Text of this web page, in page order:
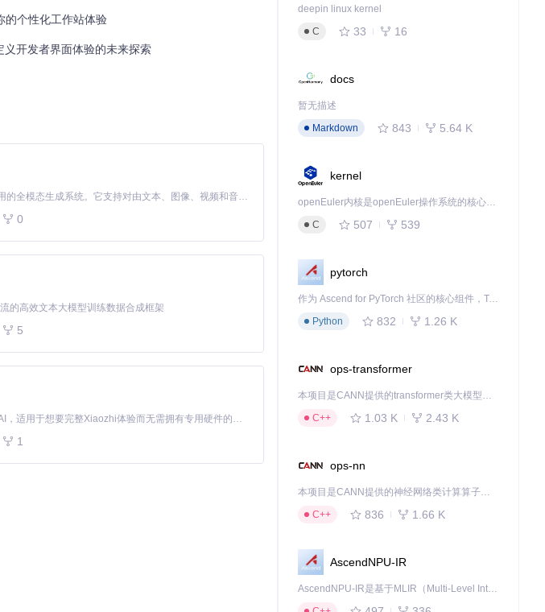
程序的整体满意度。对于更多详细信息和示例代
的个性化工作站体验
义开发者界面体验的未来探索
MiniMax H3 是一个通用的全模态生成系统。它支持对由文本、图像、视频和音频组成的多模态上下文进行统一理解，并能生成分辨率高达 2K、时长可达 15 秒的带原生立体声音频的视频。得益于面向任务泛化的系统设计，H3 在预训练阶段就已具备广泛的多模态上下文理解与生成能力，能够出色地执行复杂的多模态指令。
0
的高效文本大模型训练数据合成框架
5
基于Python的Xiaozhi AI，适用于想要完整Xiaozhi体验而无需拥有专用硬件的用户。
1
deepin linux kernel
C
33 16
docs
暂无描述
Markdown
843 5.64 K
kernel
openEuler内核是openEuler操作系统的核心，既是系统性能与稳定性的基石，也是连接处理器、设备与服务的桥梁。
C
507 539
pytorch
作为 Ascend for PyTorch 社区的核心组件，TorchNPU 是昇腾专为 PyTorch 打造的深度学习适配插件，使 PyTorch 框架能够直接调用昇腾 NPU，为开发者提供昇腾 AI 处理器的超强算力。
Python
832 1.26 K
ops-transformer
本项目是CANN提供的transformer类大模型算子库，实现网络在NPU上加速计算。
C++
1.03 K 2.43 K
ops-nn
本项目是CANN提供的神经网络类计算算子库，实现网络在NPU上加速计算。
C++
836 1.66 K
AscendNPU-IR
AscendNPU-IR是基于MLIR（Multi-Level Intermediate Representation）构建的，面向昇腾亲和算子编译时使用的中间表示，提供昇腾完备表达能力，通过编译优化提升昇腾AI处理器计算效率，支持通过生态框架使能昇腾AI处理器与深度调优